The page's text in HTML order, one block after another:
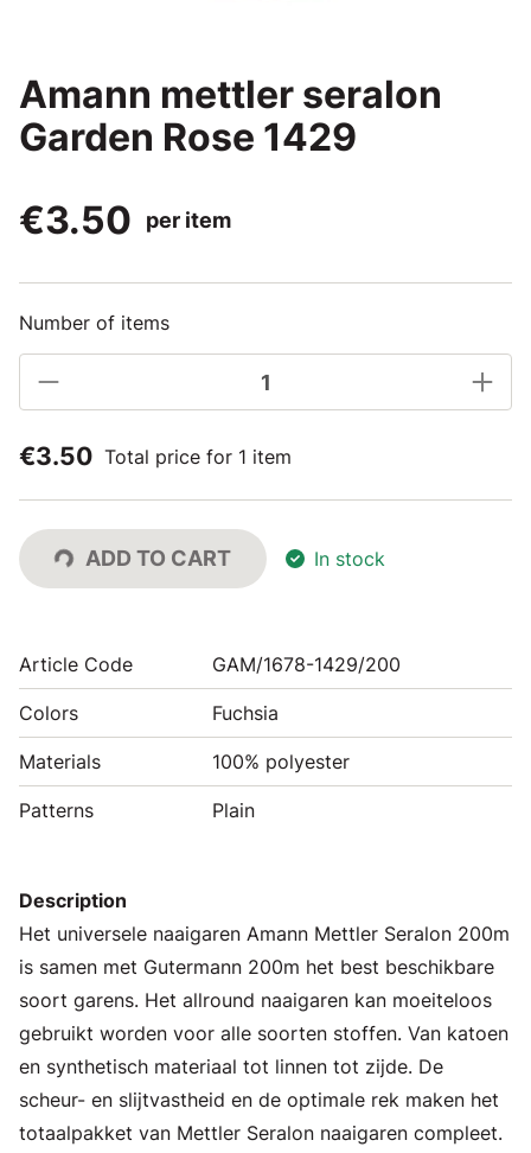
Amann mettler seralon
Garden Rose 1429
€3.50
per item
Number of items
€3.50 Total price for 1 item
ADD TO CART In stock
Article Code GAM/1678-1429/200
Colors Fuchsia
Materials 100% polyester
Patterns Plain
Description
Het universele naaigaren Amann Mettler Seralon 200m
is samen met Gutermann 200m het best beschikbare
soort garens. Het allround naaigaren kan moeiteloos
gebruikt worden voor alle soorten stoffen. Van katoen
en synthetisch materiaal tot linnen tot zijde. De
scheur- en slijtvastheid en de optimale rek maken het
totaalpakket van Mettler Seralon naaigaren compleet.